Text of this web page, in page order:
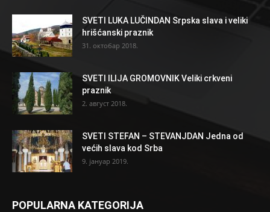
SVETI LUKA LUČINDAN Srpska slava i veliki
hrišćanski praznik
31. октобар 2018.
SVETI ILIJA GROMOVNIK Veliki crkveni
praznik
2. август 2018.
SVETI STEFAN – STEVANJDAN Jedna od
većih slava kod Srba
9. јануар 2019.
POPULARNA KATEGORIJA